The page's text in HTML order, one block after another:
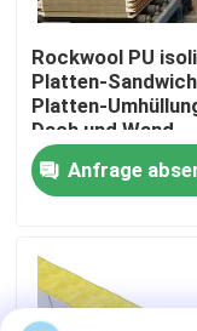
Fabrik-Ausflug
Treten Sie mit
Fordern Sie ein
Rockwool PU
Platten-
Platten-
Dach und Wand
Anfrage